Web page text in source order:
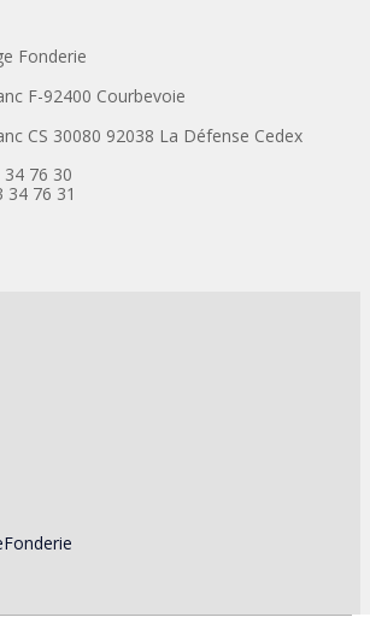
Fonderie
F-92400 Courbevoie
CS 30080 92038 La Défense Cedex
76 30
34 76 31